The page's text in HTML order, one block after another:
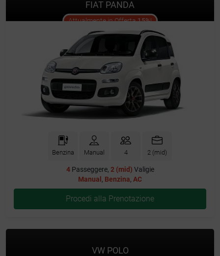
FIAT PANDA
Attualmente in Offerta15%!offer
Benzina Manual 4 2 (mid)
4Passeggere, 2 (mid) Valigie
Manual , Benzina, AC
Procedi alla Prenotazione
VW POLO